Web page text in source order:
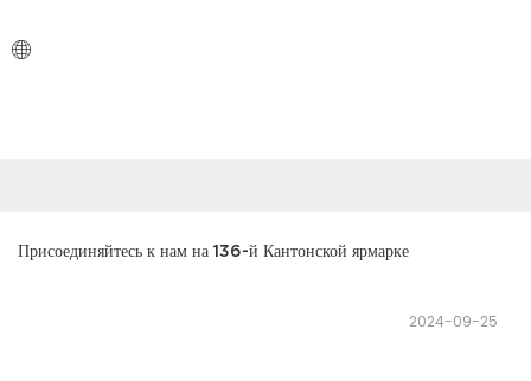
Присоединяйтесь к нам на 136-й Кантонской ярмарке
2024-09-25